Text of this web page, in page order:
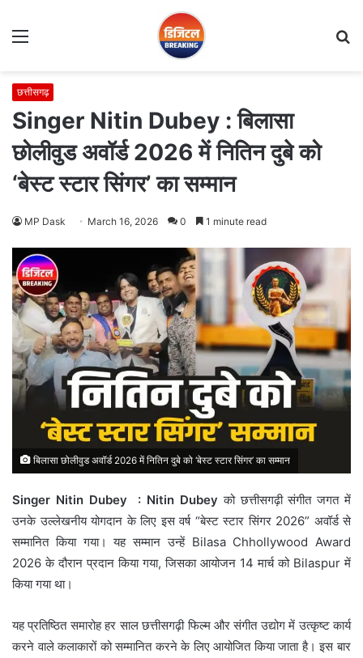
Menu
छत्तीसगढ़
Singer Nitin Dubey : बिलासा
छोलीवुड अवॉर्ड 2026 में नितिन दुबे को
‘बेस्ट स्टार सिंगर’ का सम्मान
MP Dask March 16, 2026 0 1 minute read
बिलासा छोलीवुड अवॉर्ड 2026 में नितिन दुबे को ‘बेस्ट स्टार सिंगर’ का सम्मान
Singer Nitin Dubey : Nitin Dubey को छत्तीसगढ़ी संगीत जगत में
उनके उल्लेखनीय योगदान के लिए इस वर्ष “बेस्ट स्टार सिंगर 2026” अवॉर्ड से
सम्मानित किया गया। यह सम्मान उन्हें Bilasa Chhollywood Award
2026 के दौरान प्रदान किया गया, जिसका आयोजन 14 मार्च को Bilaspur में
किया गया था।
यह प्रतिष्ठित समारोह हर साल छत्तीसगढ़ी फिल्म और संगीत उद्योग में उत्कृष्ट कार्य
करने वाले कलाकारों को सम्मानित करने के लिए आयोजित किया जाता है। इस बार